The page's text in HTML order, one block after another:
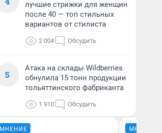
лучшие стрижки для женщин
после 40 — топ стильных
вариантов от стилиста
2 004 Обсудить
5
Атака на склады Wildberries
обнулила 15 тонн продукции
тольяттинского фабриканта
1 910 Обсудить
МНЕНИЕ МНЕНИЕ